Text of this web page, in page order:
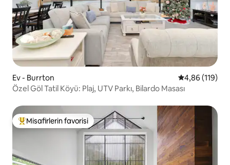
Ev - Burrton 5 üzerinden
4,86 (119)
Özel Göl Tatil Köyü: Plaj, UTV Parkı, Bilardo Masası
Misafirlerin favorilerinden en beğenilenler arasında
Misafirlerin favorisi